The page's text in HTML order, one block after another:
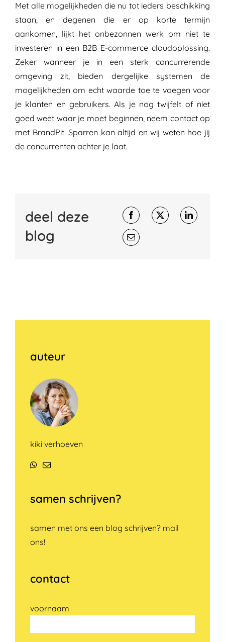
Met alle mogelijkheden die nu tot ieders beschikking
staan, en degenen die er op korte termijn
aankomen, lijkt het onbezonnen werk om niet te
investeren in een B2B E-commerce cloudoplossing.
Zeker wanneer je in een sterk concurrerende
omgeving zit, bieden dergelijke systemen de
mogelijkheden om echt waarde toe te voegen voor
je klanten en gebruikers. Als je nog twijfelt of niet
goed weet waar je moet beginnen, neem contact op
met BrandPit. Sparren kan altijd en wij weten hoe jij
de concurrenten achter je laat.
deel deze
blog
auteur
kiki verhoeven
WhatsApp
E-
samen schrijven?
samen met ons een blog schrijven? mail
ons!
contact
voornaam